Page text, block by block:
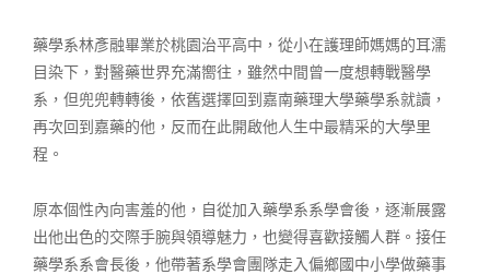
藥學系林彥融畢業於桃園治平高中，從小在護理師媽媽的耳濡
目染下，對醫藥世界充滿嚮往，雖然中間曾一度想轉戰醫學
系，但兜兜轉轉後，依舊選擇回到嘉南藥理大學藥學系就讀，
再次回到嘉藥的他，反而在此開啟他人生中最精采的大學里
程。
原本個性內向害羞的他，自從加入藥學系系學會後，逐漸展露
出他出色的交際手腕與領導魅力，也變得喜歡接觸人群。接任
藥學系系會長後，他帶著系學會團隊走入偏鄉國中小學做藥事